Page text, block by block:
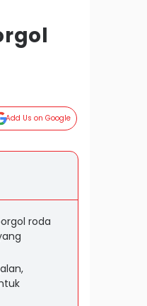
Add Us on Google
roda